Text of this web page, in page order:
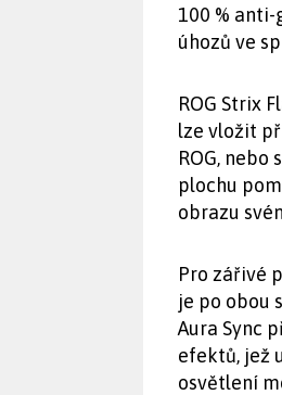
100 %
úhozů ve
ROG Strix
lze vložit
ROG,
plochu
obrazu
Pro zářivé
je po obou
Aura Sync
efektů, jež
osvětlení